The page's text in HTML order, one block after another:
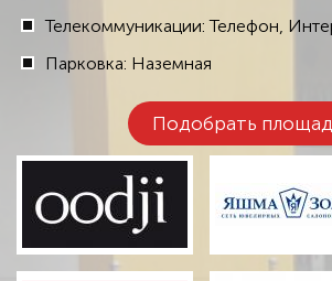
Телекоммуникации: Телефон,
Парковка: Наземная
Подобрать